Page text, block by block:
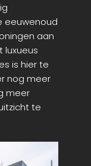
eeuwenoud
aan
luxueus
is hier te
nog meer
meer
te